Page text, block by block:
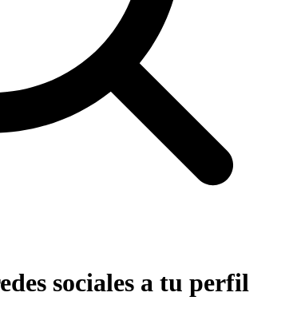
sociales a tu perfil